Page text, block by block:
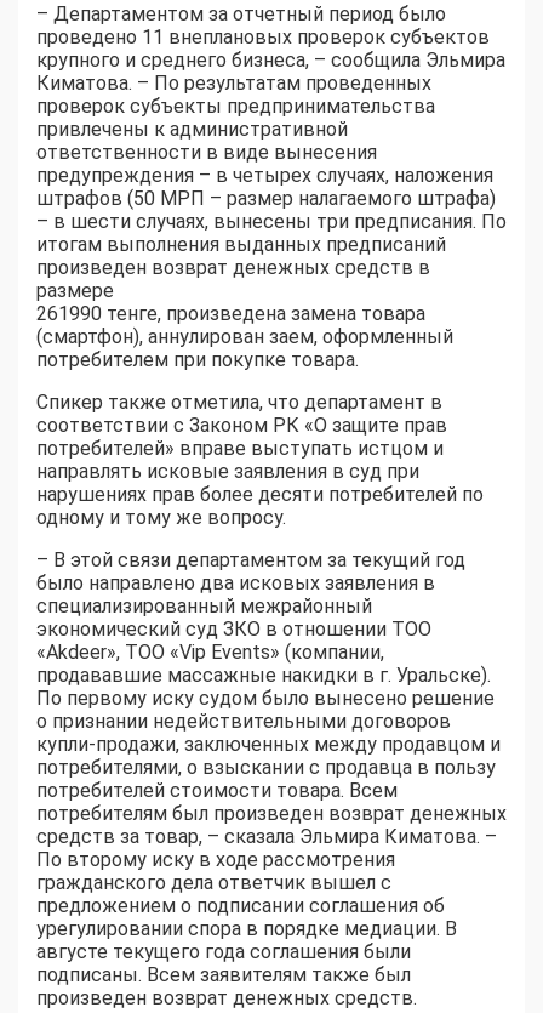
– Департаментом за отчетный период было
проведено 11 внеплановых проверок субъектов
крупного и среднего бизнеса, – сообщила Эльмира
Киматова. – По результатам проведенных
проверок субъекты предпринимательства
привлечены к административной
ответственности в виде вынесения
предупреждения – в четырех случаях, наложения
штрафов (50 МРП – размер налагаемого штрафа)
– в шести случаях, вынесены три предписания. По
итогам выполнения выданных предписаний
произведен возврат денежных средств в
размере
261990 тенге, произведена замена товара
(смартфон), аннулирован заем, оформленный
потребителем при покупке товара.
Спикер также отметила, что департамент в
соответствии с Законом РК «О защите прав
потребителей» вправе выступать истцом и
направлять исковые заявления в суд при
нарушениях прав более десяти потребителей по
одному и тому же вопросу.
– В этой связи департаментом за текущий год
было направлено два исковых заявления в
специализированный межрайонный
экономический суд ЗКО в отношении ТОО
«Akdeer», ТОО «Vip Events» (компании,
продававшие массажные накидки в г. Уральске).
По первому иску судом было вынесено решение
о признании недействительными договоров
купли-продажи, заключенных между продавцом и
потребителями, о взыскании с продавца в пользу
потребителей стоимости товара. Всем
потребителям был произведен возврат денежных
средств за товар, – сказала Эльмира Киматова. –
По второму иску в ходе рассмотрения
гражданского дела ответчик вышел с
предложением о подписании соглашения об
урегулировании спора в порядке медиации. В
августе текущего года соглашения были
подписаны. Всем заявителям также был
произведен возврат денежных средств.